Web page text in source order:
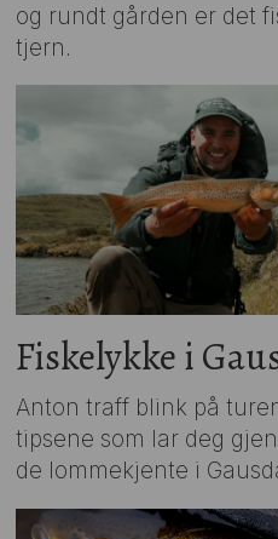
og rundt gården er det
tjern.
Fiskelykke i
Anton traff blink på
tipsene som lar deg
de lommekjente i